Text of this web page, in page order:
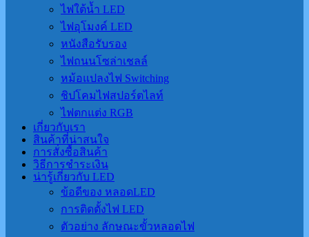
ไฟใต้น้ำ LED
ไฟอุโมงค์ LED
หนังสือรับรอง
ไฟถนนโซล่าเชลล์
หม้อแปลงไฟ Switching
ชิปโคมไฟสปอร์ตไลท์
ไฟตกแต่ง RGB
เกี่ยวกับเรา
สินค้าที่น่าสนใจ
การสั่งซื้อสินค้า
วิธีการชำระเงิน
น่ารู้เกี่ยวกับ LED
ข้อดีของ หลอดLED
การติดตั้งไฟ LED
ตัวอย่าง ลักษณะขั้วหลอดไฟ